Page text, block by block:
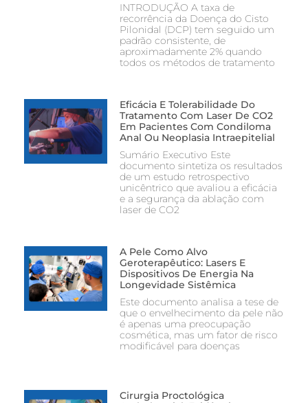
INTRODUÇÃO A taxa de
recorrência da Doença do Cisto
Pilonidal (DCP) tem seguido um
padrão consistente, de
aproximadamente 2% quando
todos os métodos de tratamento
Eficácia E Tolerabilidade Do
Tratamento Com Laser De CO2
Em Pacientes Com Condiloma
Anal Ou Neoplasia Intraepitelial
Sumário Executivo Este
documento sintetiza os resultados
de um estudo retrospectivo
unicêntrico que avaliou a eficácia
e a segurança da ablação com
laser de CO2
A Pele Como Alvo
Geroterapêutico: Lasers E
Dispositivos De Energia Na
Longevidade Sistêmica
Este documento analisa a tese de
que o envelhecimento da pele não
é apenas uma preocupação
cosmética, mas um fator de risco
modificável para doenças
Cirurgia Proctológica